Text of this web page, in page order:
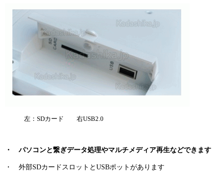
左：SDカード 右USB2.0
・ パソコンと繋ぎデータ処理やマルチメディア再生などできます
・ 外部SDカードスロットとUSBポットがあります